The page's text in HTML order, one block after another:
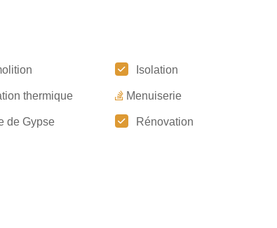
Isolation
thermique Menuiserie
de Gypse Rénovation